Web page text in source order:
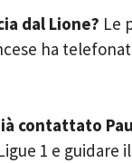
dal Lione? Le
ha
contattato
1 e guidare il